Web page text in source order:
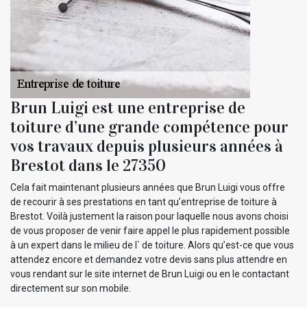
Brun Luigi est une entreprise de
toiture d’une grande compétence pour
vos travaux depuis plusieurs années à
Brestot dans le 27350
Cela fait maintenant plusieurs années que Brun Luigi vous offre
de recourir à ses prestations en tant qu’entreprise de toiture à
Brestot. Voilà justement la raison pour laquelle nous avons choisi
de vous proposer de venir faire appel le plus rapidement possible
à un expert dans le milieu de l` de toiture. Alors qu’est-ce que vous
attendez encore et demandez votre devis sans plus attendre en
vous rendant sur le site internet de Brun Luigi ou en le contactant
directement sur son mobile.